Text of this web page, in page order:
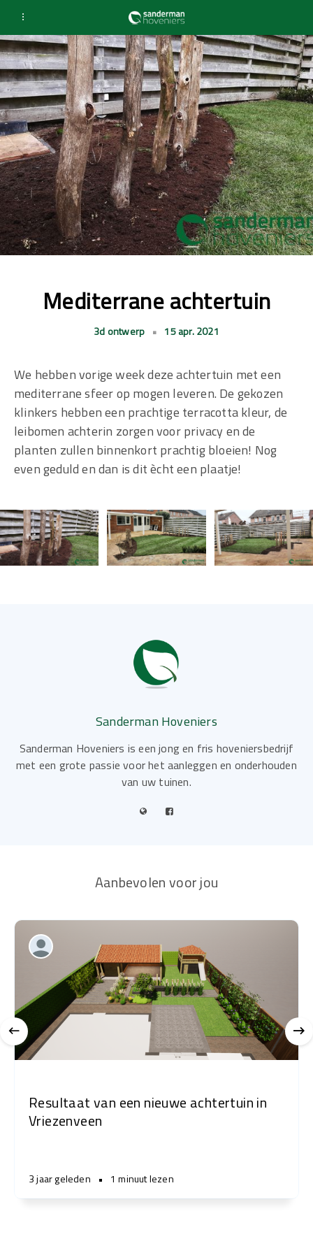
Mediterrane achtertuin
3d ontwerp • 15 apr. 2021
We hebben vorige week deze achtertuin met een
mediterrane sfeer op mogen leveren. De gekozen
klinkers hebben een prachtige terracotta kleur, de
leibomen achterin zorgen voor privacy en de
planten zullen binnenkort prachtig bloeien! Nog
even geduld en dan is dit ècht een plaatje!
Sanderman Hoveniers
Sanderman Hoveniers is een jong en fris hoveniersbedrijf
met een grote passie voor het aanleggen en onderhouden
van uw tuinen.
Aanbevolen voor jou
Resultaat van een nieuwe achtertuin in
Vriezenveen
3 jaar geleden • 1 minuut lezen